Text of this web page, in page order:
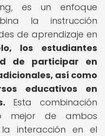
es un enfoque
la instrucción
de aprendizaje en
los estudiantes
de participar en
así como
educativos en
Esta combinación
mejor de ambos
interacción en el